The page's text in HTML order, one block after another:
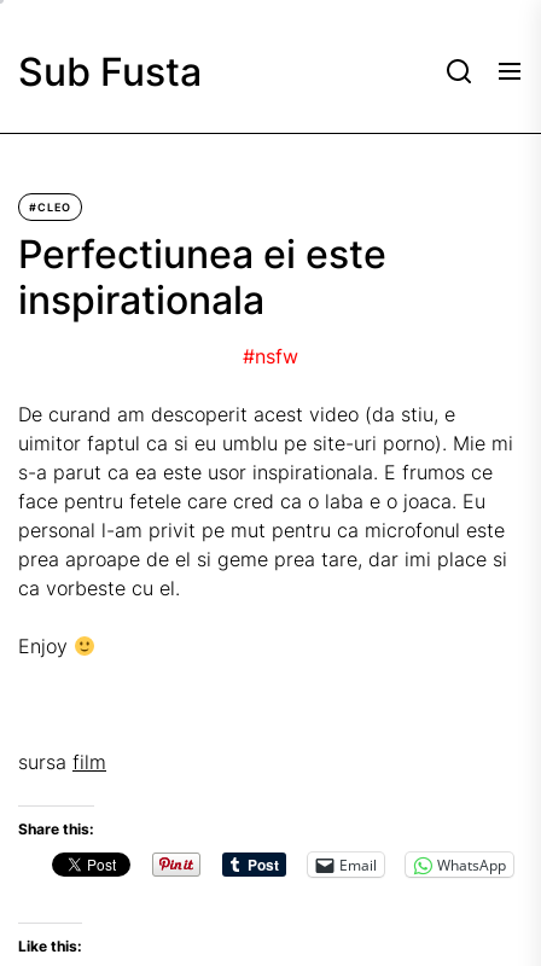
theSub Fusta
#CLEO
Perfectiunea ei este
inspirationala
#nsfw
De curand am descoperit acest video (da stiu, e
uimitor faptul ca si eu umblu pe site-uri porno). Mie mi
s-a parut ca ea este usor inspirationala. E frumos ce
face pentru fetele care cred ca o laba e o joaca. Eu
personal l-am privit pe mut pentru ca microfonul este
prea aproape de el si geme prea tare, dar imi place si
ca vorbeste cu el.
Enjoy
sursa film
Share this:
Email WhatsApp
Like this: